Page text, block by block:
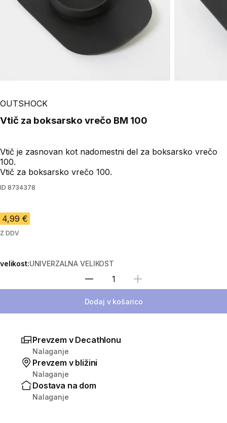
OUTSHOCK
Vtič za boksarsko vrečo BM 100
Vtič je zasnovan kot nadomestni del za boksarsko vrečo
100.
Vtič za boksarsko vrečo 100.
ID 8734378
4,99 €
Z DDV
velikost:UNIVERZALNA VELIKOST
Izberite količino
Dodaj v košarico
Prevzem v Decathlonu
Nalaganje
Prevzem v bližini
Nalaganje
Dostava na dom
Nalaganje